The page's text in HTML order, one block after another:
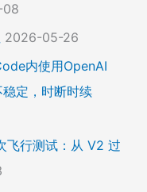
2026-05-26
内使用OpenAI
定，时断时续
飞行测试：从 V2 过